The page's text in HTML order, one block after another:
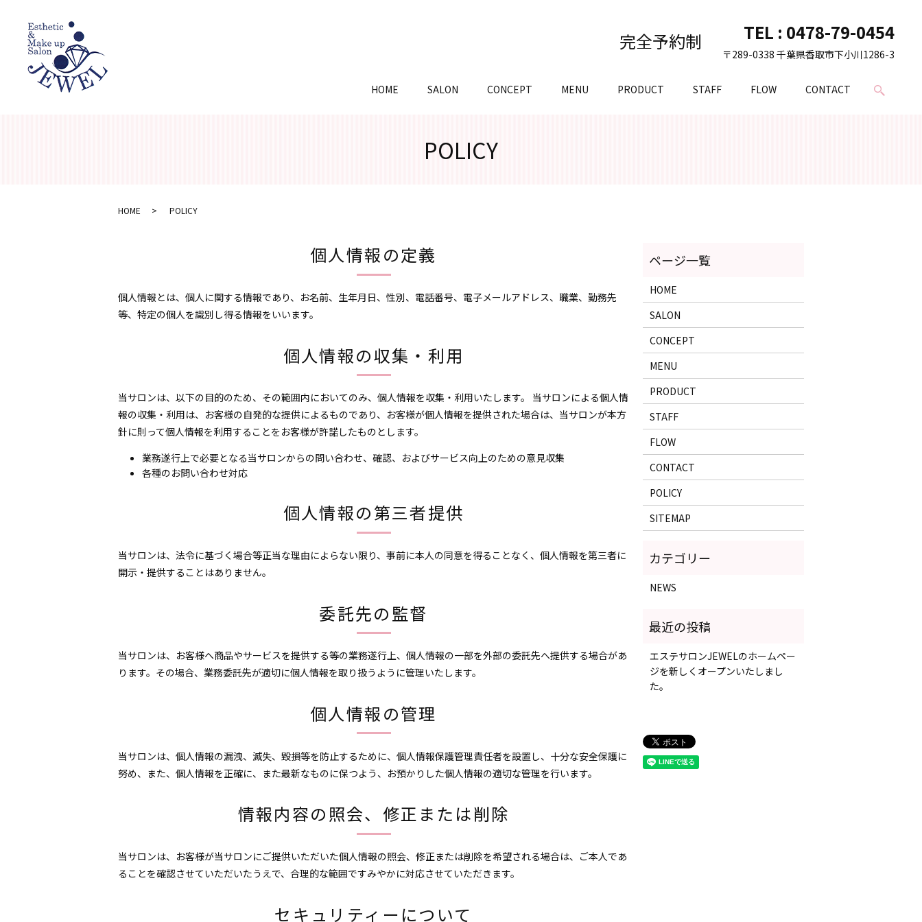
HOME SALON CONCEPT MENU PRODUCT STAFF FLOW CONTACT
完全予約制 TEL : 0478-79-0454
〒289-0338 千葉県香取市下小川1286-3
POLICY
HOME POLICY
個人情報の定義
個人情報とは、個人に関する情報であり、お名前、生年月日、性別、電話番号、電子メールアドレス、職業、勤務先
等、特定の個人を識別し得る情報をいいます。
個人情報の収集・利用
当サロンは、以下の目的のため、その範囲内においてのみ、個人情報を収集・利用いたします。 当サロンによる個人情
報の収集・利用は、お客様の自発的な提供によるものであり、お客様が個人情報を提供された場合は、当サロンが本方
針に則って個人情報を利用することをお客様が許諾したものとします。
業務遂行上で必要となる当サロンからの問い合わせ、確認、およびサービス向上のための意見収集
各種のお問い合わせ対応
個人情報の第三者提供
当サロンは、法令に基づく場合等正当な理由によらない限り、事前に本人の同意を得ることなく、個人情報を第三者に
開示・提供することはありません。
委託先の監督
当サロンは、お客様へ商品やサービスを提供する等の業務遂行上、個人情報の一部を外部の委託先へ提供する場合があ
ります。その場合、業務委託先が適切に個人情報を取り扱うように管理いたします。
個人情報の管理
当サロンは、個人情報の漏洩、滅失、毀損等を防止するために、個人情報保護管理責任者を設置し、十分な安全保護に
努め、また、個人情報を正確に、また最新なものに保つよう、お預かりした個人情報の適切な管理を行います。
情報内容の照会、修正または削除
当サロンは、お客様が当サロンにご提供いただいた個人情報の照会、修正または削除を希望される場合は、ご本人であ
ることを確認させていただいたうえで、合理的な範囲ですみやかに対応させていただきます。
セキュリティーについて
HOME
SALON
CONCEPT
MENU
PRODUCT
STAFF
FLOW
CONTACT
POLICY
SITEMAP
NEWS
エステサロンJEWELのホームペー
ジを新しくオープンいたしまし
た。